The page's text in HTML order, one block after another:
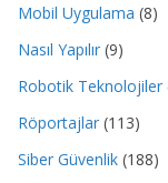
Mobil Uygulama (8)
Nasıl Yapılır (9)
Robotik Teknolojiler
Röportajlar (113)
Siber Güvenlik (188)